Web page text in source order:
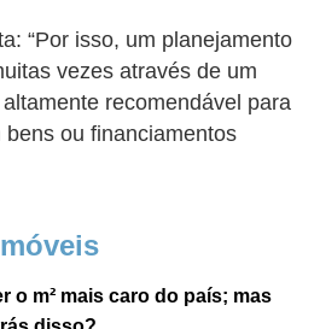
“Por isso, um planejamento
vezes através de um
recomendável para
ou financiamentos
o m² mais caro do país; mas